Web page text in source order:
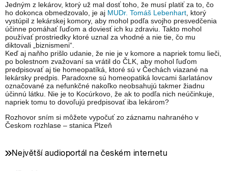
Jedným z lekárov, ktorý už mal dosť toho, že musí platiť za to, čo
ho dokonca obmedzovalo, je aj MUDr. Tomáš Lebenhart , ktorý
vystúpil z lekárskej komory, aby mohol podľa svojho presvedčenia
účinne pomáhať ľuďom a doviesť ich ku zdraviu. Takto mohol
používať prostriedky ktoré uznal za vhodné a nie tie, čo mu
diktovali „biznismeni“.
Keď aj naňho prišlo udanie, že nie je v komore a napriek tomu lieči,
po bolestnom zvažovaní sa vrátil do ČLK, aby mohol ľuďom
predpisovať aj tie homeopatíká, ktoré sú v Čechách viazané na
lekársky predpis. Paradoxne sú homeopatiká lovcami šarlatánov
označované za nefunkčné nakoľko neobsahujú takmer žiadnu
účinnú látku. Nie je to Kocúrkovo, že ak to podľa nich neúčinkuje,
napriek tomu to dovoľujú predpisovať iba lekárom?
Rozhovor sním si môžete vypočuť zo záznamu nahraného v
Českom rozhlase – stanica Plzeň